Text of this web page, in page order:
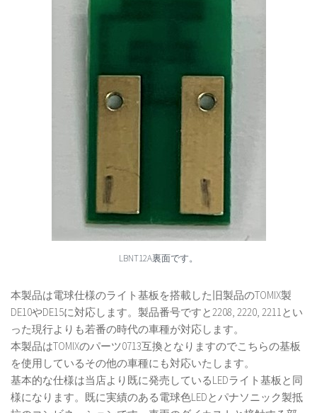
LBNT12A裏面です。
本製品は電球仕様のライト基板を搭載した旧製品のTOMIX製
DE10やDE15に対応します。製品番号ですと2208, 2220, 2211とい
った現行よりも若番の時代の車種が対応します。
本製品はTOMIXのパーツ0713互換となりますのでこちらの基板
を使用しているその他の車種にも対応いたします。
基本的な仕様は当店より既に発売しているLEDライト基板と同
様になります。既に実績のある電球色LEDとパナソニック製抵